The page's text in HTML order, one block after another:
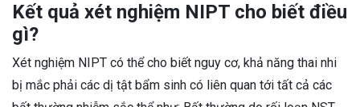
Kết quả xét nghiệm NIPT cho biết điều
gì?
Xét nghiệm NIPT có thể cho biết nguy cơ, khả năng thai nhi
bị mắc phải các dị tật bẩm sinh có liên quan tới tất cả các